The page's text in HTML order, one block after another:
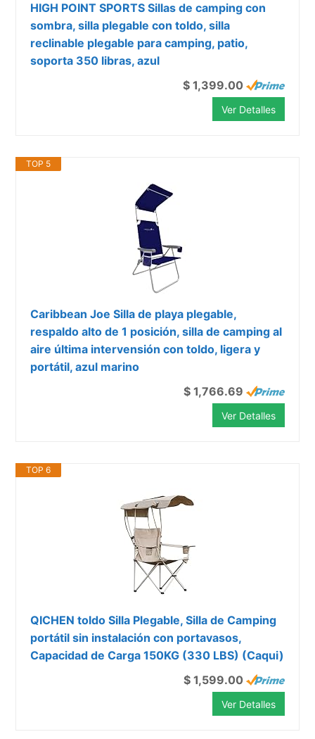
HIGH POINT SPORTS Sillas de camping con
sombra, silla plegable con toldo, silla
reclinable plegable para camping, patio,
soporta 350 libras, azul
$ 1,399.00
Ver Detalles
TOP 5
Caribbean Joe Silla de playa plegable,
respaldo alto de 1 posición, silla de camping al
aire última intervensión con toldo, ligera y
portátil, azul marino
$ 1,766.69
Ver Detalles
TOP 6
QICHEN toldo Silla Plegable, Silla de Camping
portátil sin instalación con portavasos,
Capacidad de Carga 150KG (330 LBS) (Caqui)
$ 1,599.00
Ver Detalles